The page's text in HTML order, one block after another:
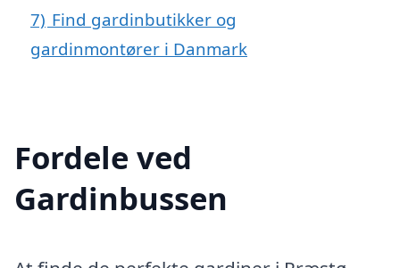
7) Find gardinbutikker og
gardinmontører i Danmark
Fordele ved
Gardinbussen